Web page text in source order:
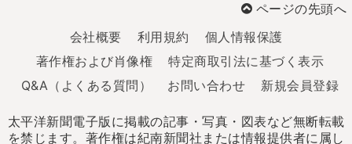
ページの先頭へ
会社概要
利用規約
個人情報保護
著作権および肖像権
特定商取引法に基づく表示
Q&A（よくある質問）
お問い合わせ 新規会員登録
太平洋新聞電子版に掲載の記事・写真・図表など無断転載
を禁じます。著作権は紀南新聞社または情報提供者に属し